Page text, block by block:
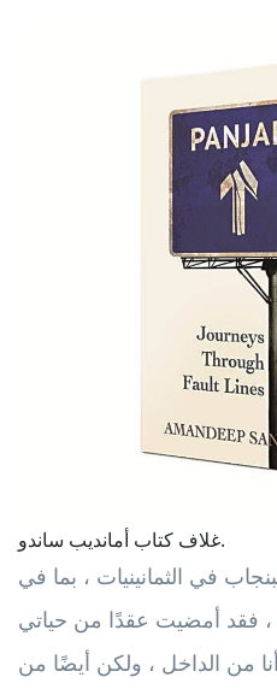
غلاف كتاب أمانديب ساندو.
في الثمانينيات ، بما في
فقد أمضيت عقدًا من حياتي
من الداخل ، ولكن أيضًا من